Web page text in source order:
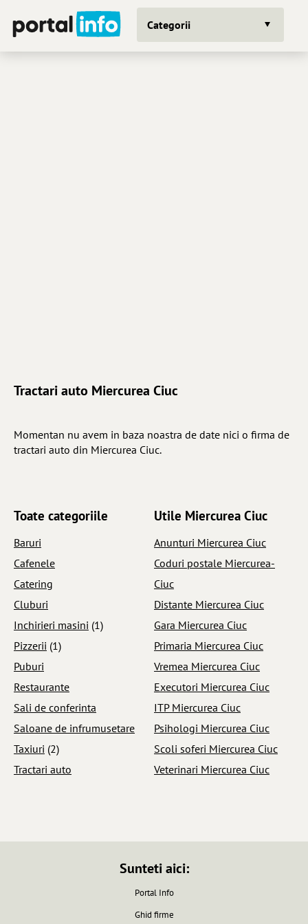
Categorii
Tractari auto Miercurea Ciuc
Momentan nu avem in baza noastra de date nici o firma de
tractari auto din Miercurea Ciuc.
Toate categoriile
Baruri
Cafenele
Catering
Cluburi
Inchirieri masini (1)
Pizzerii (1)
Puburi
Restaurante
Sali de conferinta
Saloane de infrumusetare
Taxiuri (2)
Tractari auto
Utile Miercurea Ciuc
Anunturi Miercurea Ciuc
Coduri postale Miercurea-
Ciuc
Distante Miercurea Ciuc
Gara Miercurea Ciuc
Primaria Miercurea Ciuc
Vremea Miercurea Ciuc
Executori Miercurea Ciuc
ITP Miercurea Ciuc
Psihologi Miercurea Ciuc
Scoli soferi Miercurea Ciuc
Veterinari Miercurea Ciuc
Sunteti aici:
Portal Info
Ghid firme